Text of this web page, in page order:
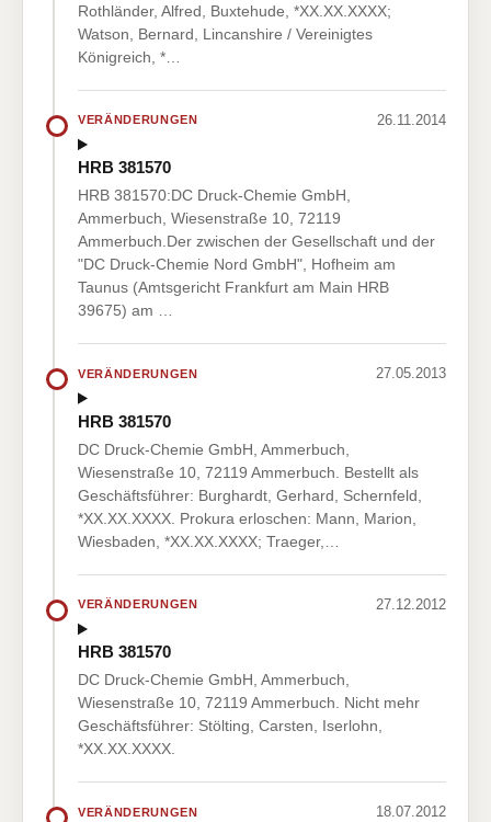
Rothländer, Alfred, Buxtehude, *XX.XX.XXXX;
Watson, Bernard, Lincanshire / Vereinigtes
Königreich, *…
VERÄNDERUNGEN 26.11.2014
HRB 381570
HRB 381570:DC Druck-Chemie GmbH,
Ammerbuch, Wiesenstraße 10, 72119
Ammerbuch.Der zwischen der Gesellschaft und der
"DC Druck-Chemie Nord GmbH", Hofheim am
Taunus (Amtsgericht Frankfurt am Main HRB
39675) am …
VERÄNDERUNGEN 27.05.2013
HRB 381570
DC Druck-Chemie GmbH, Ammerbuch,
Wiesenstraße 10, 72119 Ammerbuch. Bestellt als
Geschäftsführer: Burghardt, Gerhard, Schernfeld,
*XX.XX.XXXX. Prokura erloschen: Mann, Marion,
Wiesbaden, *XX.XX.XXXX; Traeger,…
VERÄNDERUNGEN 27.12.2012
HRB 381570
DC Druck-Chemie GmbH, Ammerbuch,
Wiesenstraße 10, 72119 Ammerbuch. Nicht mehr
Geschäftsführer: Stölting, Carsten, Iserlohn,
*XX.XX.XXXX.
VERÄNDERUNGEN 18.07.2012